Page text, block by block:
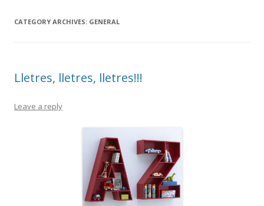
CATEGORY ARCHIVES: GENERAL
Lletres, lletres, lletres!!!
Leave a reply